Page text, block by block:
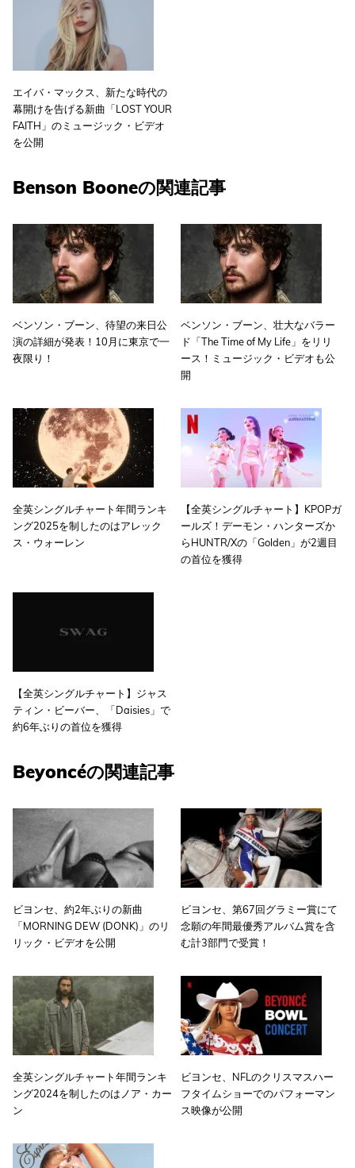
エイバ・マックス、新たな時代の
幕開けを告げる新曲「LOST YOUR
FAITH」のミュージック・ビデオ
を公開
Benson Booneの関連記事
ベンソン・ブーン、待望の来日公
演の詳細が発表！10月に東京で一
夜限り！
ベンソン・ブーン、壮大なバラー
ド「The Time of My Life」をリリ
ース！ミュージック・ビデオも公
開
全英シングルチャート年間ランキ
ング2025を制したのはアレック
ス・ウォーレン
【全英シングルチャート】KPOPガ
ールズ！デーモン・ハンターズか
らHUNTR/Xの「Golden」が2週目
の首位を獲得
【全英シングルチャート】ジャス
ティン・ビーバー、「Daisies」で
約6年ぶりの首位を獲得
Beyoncéの関連記事
ビヨンセ、約2年ぶりの新曲
「MORNING DEW (DONK)」のリ
リック・ビデオを公開
ビヨンセ、第67回グラミー賞にて
念願の年間最優秀アルバム賞を含
む計3部門で受賞！
全英シングルチャート年間ランキ
ング2024を制したのはノア・カー
ン
ビヨンセ、NFLのクリスマスハー
フタイムショーでのパフォーマン
ス映像が公開